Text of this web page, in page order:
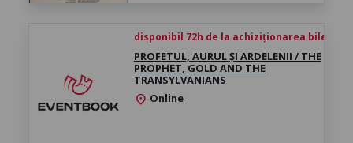
disponibil 72h de la achiziționarea biletului
PROFETUL, AURUL ȘI ARDELENII / THE
PROPHET, GOLD AND THE
TRANSYLVANIANS
location_on Online